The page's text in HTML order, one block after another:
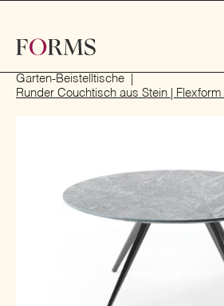
Garten-Beistelltische
Runder Couchtisch aus Stein |